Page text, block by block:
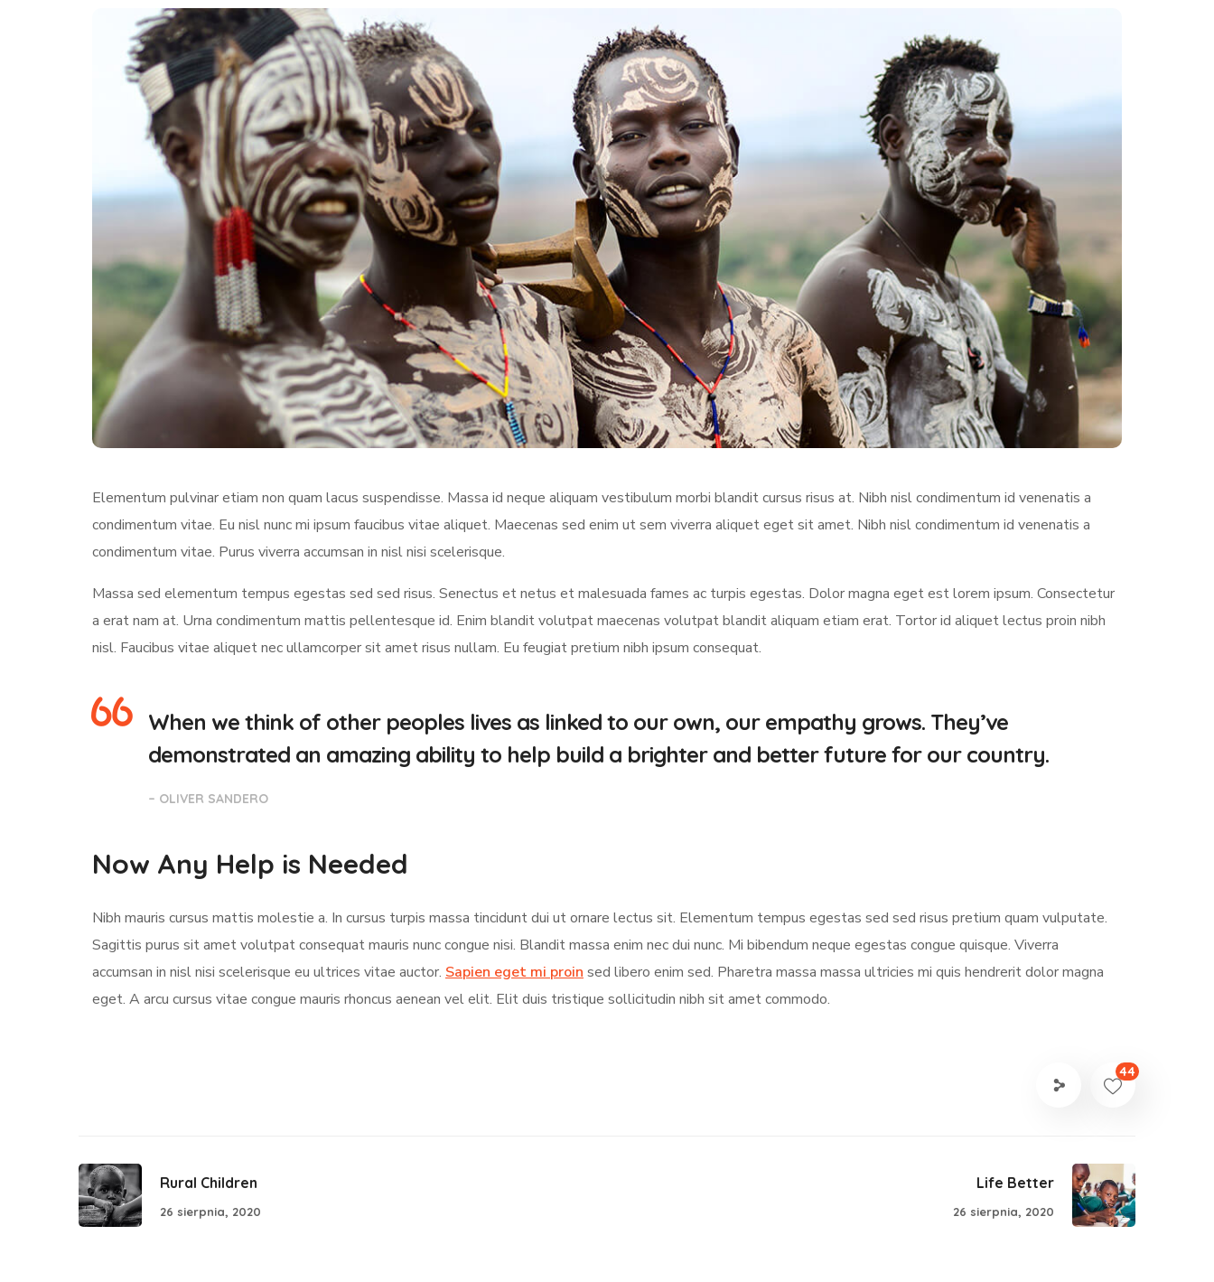
Elementum pulvinar etiam non quam lacus suspendisse. Massa id neque aliquam vestibulum morbi blandit cursus risus at. Nibh nisl condimentum id venenatis a
condimentum vitae. Eu nisl nunc mi ipsum faucibus vitae aliquet. Maecenas sed enim ut sem viverra aliquet eget sit amet. Nibh nisl condimentum id venenatis a
condimentum vitae. Purus viverra accumsan in nisl nisi scelerisque.
Massa sed elementum tempus egestas sed sed risus. Senectus et netus et malesuada fames ac turpis egestas. Dolor magna eget est lorem ipsum. Consectetur
a erat nam at. Urna condimentum mattis pellentesque id. Enim blandit volutpat maecenas volutpat blandit aliquam etiam erat. Tortor id aliquet lectus proin nibh
nisl. Faucibus vitae aliquet nec ullamcorper sit amet risus nullam. Eu feugiat pretium nibh ipsum consequat.
When we think of other peoples lives as linked to our own, our empathy grows. They’ve
demonstrated an amazing ability to help build a brighter and better future for our country.
– OLIVER SANDERO
Now Any Help is Needed
Nibh mauris cursus mattis molestie a. In cursus turpis massa tincidunt dui ut ornare lectus sit. Elementum tempus egestas sed sed risus pretium quam vulputate.
Sagittis purus sit amet volutpat consequat mauris nunc congue nisi. Blandit massa enim nec dui nunc. Mi bibendum neque egestas congue quisque. Viverra
accumsan in nisl nisi scelerisque eu ultrices vitae auctor. Sapien eget mi proin sed libero enim sed. Pharetra massa massa ultricies mi quis hendrerit dolor magna
eget. A arcu cursus vitae congue mauris rhoncus aenean vel elit. Elit duis tristique sollicitudin nibh sit amet commodo.
44
Rural Children
26 sierpnia, 2020
Life Better
26 sierpnia, 2020